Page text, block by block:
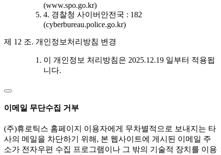
(www.spo.go.kr)
4. 경찰청 사이버안전국 : 182
(cyberbureau.police.go.kr)
제 12 조. 개인정보처리방침 변경
이 개인정보 처리방침은 2025.12.19 일부터 적용됩
니다.
이메일 무단수집 거부
(주)휴로틱스 홈페이지 이용자에게 무차별적으로 보내지는 타
사의 메일을 차단하기 위해, 본 웹사이트에 게시된 이메일 주
소가 전자우편 수집 프로그램이나 그 밖의 기술적 장치를 이용